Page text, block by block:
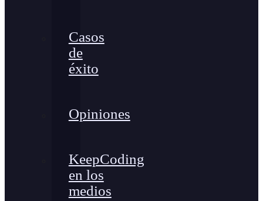
Casos
de
éxito
Opiniones
KeepCoding
en los
medios